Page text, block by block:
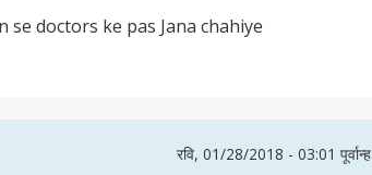
doctors ke pas Jana chahiye
रवि, 01/28/2018 - 03:01 पूर्वान्ह